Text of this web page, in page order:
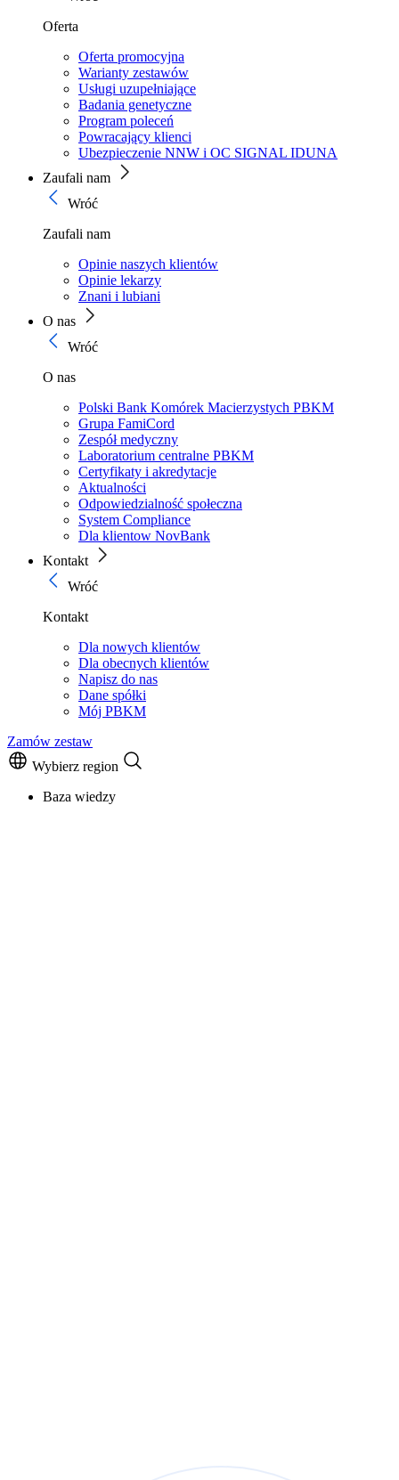
Oferta
Oferta promocyjna
Warianty zestawów
Usługi uzupełniające
Badania genetyczne
Program poleceń
Powracający klienci
Ubezpieczenie NNW i OC SIGNAL IDUNA
Zaufali nam
Wróć
Zaufali nam
Opinie naszych klientów
Opinie lekarzy
Znani i lubiani
O nas
Wróć
O nas
Polski Bank Komórek Macierzystych PBKM
Grupa FamiCord
Zespół medyczny
Laboratorium centralne PBKM
Certyfikaty i akredytacje
Aktualności
Odpowiedzialność społeczna
System Compliance
Dla klientow NovBank
Kontakt
Wróć
Kontakt
Dla nowych klientów
Dla obecnych klientów
Napisz do nas
Dane spółki
Mój PBKM
Zamów zestaw
Wybierz region
Baza wiedzy